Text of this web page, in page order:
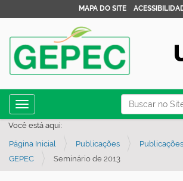
Busca
Busca
MAPA DO SITE
Toggle navigation
Você está aqui:
Página Inicial Publicações
GEPEC
Seminário de 2013